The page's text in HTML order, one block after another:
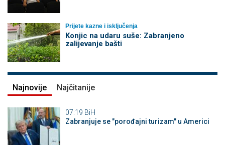
Prijete kazne i isključenja
Konjic na udaru suše: Zabranjeno
zalijevanje bašti
Najnovije Najčitanije
07:19 BiH
Zabranjuje se "porođajni turizam" u Americi